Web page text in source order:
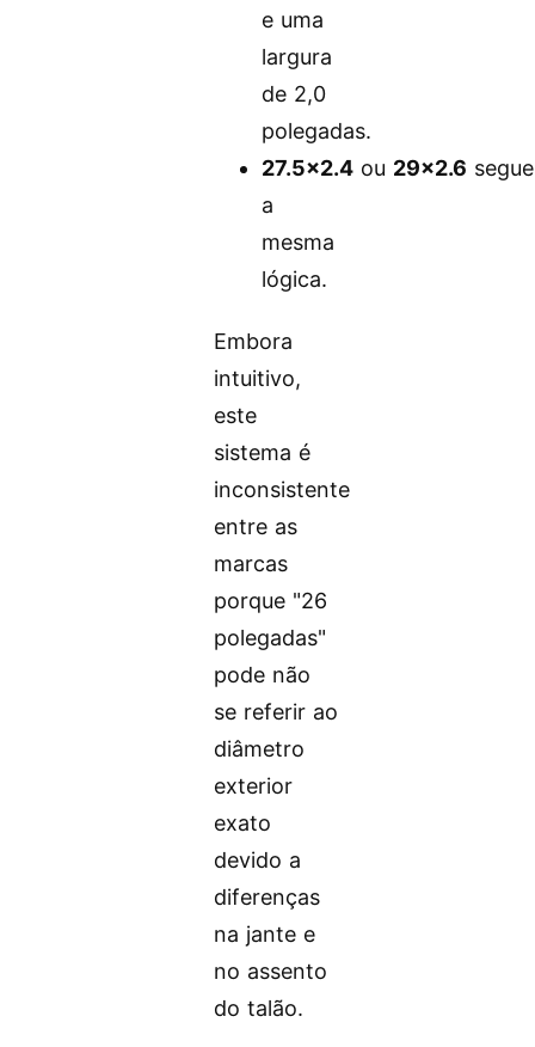
e uma
largura
de 2,0
polegadas.
27.5×2.4 ou 29×2.6
a
mesma
lógica.
Embora
intuitivo,
este
sistema é
inconsistente
entre as
marcas
porque "26
polegadas"
pode não
se referir ao
diâmetro
exterior
exato
devido a
diferenças
na jante e
no assento
do talão.